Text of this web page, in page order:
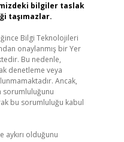
bilgiler taslak
taşımazlar.
Bilgi Teknolojileri
onaylanmış bir Yer
Bu nedenle,
denetleme veya
Ancak,
sorumluluğunu
bu sorumluluğu kabul
aykırı olduğunu